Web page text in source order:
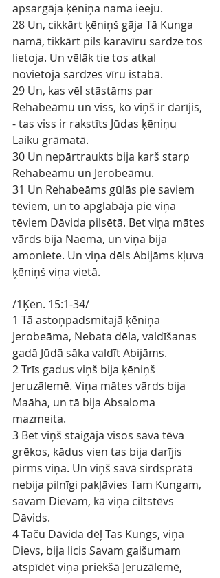
apsargāja ķēniņa nama ieeju.
28 Un, cikkārt ķēniņš gāja Tā Kunga
namā, tikkārt pils karavīru sardze tos
lietoja. Un vēlāk tie tos atkal
novietoja sardzes vīru istabā.
29 Un, kas vēl stāstāms par
Rehabeāmu un viss, ko viņš ir darījis,
- tas viss ir rakstīts Jūdas ķēniņu
Laiku grāmatā.
30 Un nepārtraukts bija karš starp
Rehabeāmu un Jerobeāmu.
31 Un Rehabeāms gūlās pie saviem
tēviem, un to apglabāja pie viņa
tēviem Dāvida pilsētā. Bet viņa mātes
vārds bija Naema, un viņa bija
amoniete. Un viņa dēls Abijāms kļuva
ķēniņš viņa vietā.
/1Ķēn. 15:1-34/
1 Tā astoņpadsmitajā ķēniņa
Jerobeāma, Nebata dēla, valdīšanas
gadā Jūdā sāka valdīt Abijāms.
2 Trīs gadus viņš bija ķēniņš
Jeruzālemē. Viņa mātes vārds bija
Maāha, un tā bija Absaloma
mazmeita.
3 Bet viņš staigāja visos sava tēva
grēkos, kādus vien tas bija darījis
pirms viņa. Un viņš savā sirdsprātā
nebija pilnīgi pakļāvies Tam Kungam,
savam Dievam, kā viņa ciltstēvs
Dāvids.
4 Taču Dāvida dēļ Tas Kungs, viņa
Dievs, bija licis Savam gaišumam
atspīdēt viņa priekšā Jeruzālemē,